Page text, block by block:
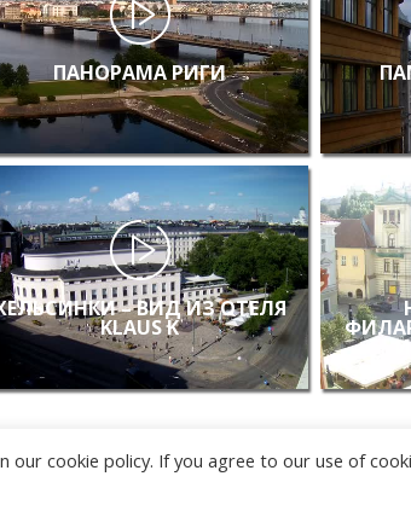
ПАНОРАМА РИГИ
– ВИД ИЗ ОТЕЛЯ
KLAUS K
our cookie policy. If you agree to our use of